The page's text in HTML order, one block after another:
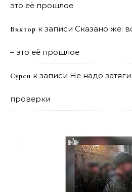
это её прошлое
Виктор к записи Сказано же:
– это её прошлое
Сурен к записи Не надо
проверки